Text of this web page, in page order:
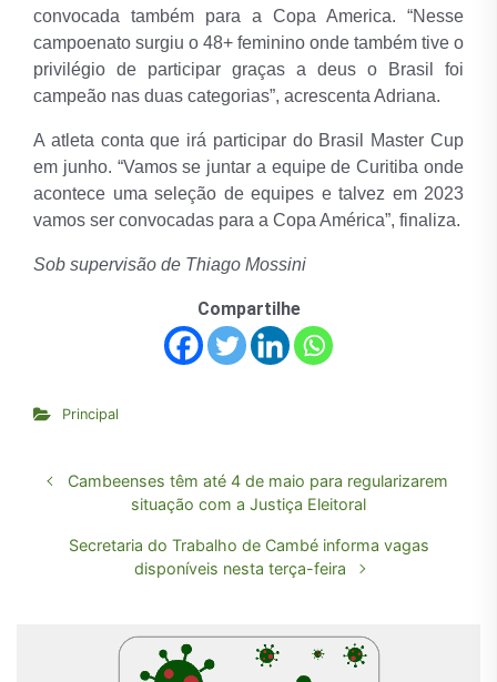
convocada também para a Copa America. “Nesse
campoenato surgiu o 48+ feminino onde também tive o
privilégio de participar graças a deus o Brasil foi
campeão nas duas categorias”, acrescenta Adriana.
A atleta conta que irá participar do Brasil Master Cup
em junho. “Vamos se juntar a equipe de Curitiba onde
acontece uma seleção de equipes e talvez em 2023
vamos ser convocadas para a Copa América”, finaliza.
Sob supervisão de Thiago Mossini
Compartilhe
Principal
Cambeenses têm até 4 de maio para regularizarem
situação com a Justiça Eleitoral
Secretaria do Trabalho de Cambé informa vagas
disponíveis nesta terça-feira